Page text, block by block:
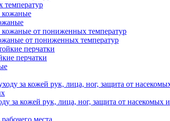
от пониженных температур
перчатки
за кожей рук, лица, ног, защита от насекомых и